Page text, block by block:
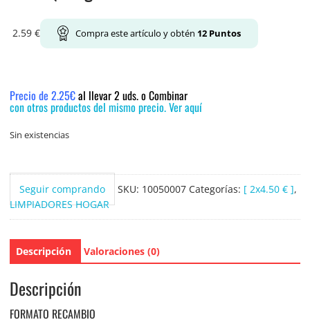
2.59 € Compra este artículo y obtén 12Puntos
Precio de 2.25€al llevar 2 uds. o Combinar
con otros productos del mismo precio. Ver aquí
Sin existencias
Seguir comprando SKU: 10050007 Categorías: [ 2x4.50 € ],
LIMPIADORES HOGAR
Descripción Valoraciones (0)
Descripción
FORMATO RECAMBIO